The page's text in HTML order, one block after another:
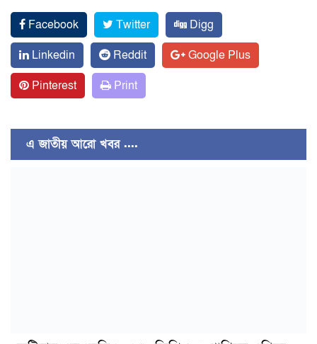
Facebook Twitter
Digg
Linkedin
Reddit
Google Plus
Pinterest
Print
এ জাতীয় আরো খবর ....